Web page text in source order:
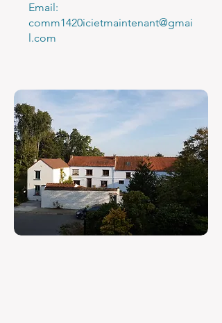
Email:
comm1420icietmaintenant@gmai
l.com